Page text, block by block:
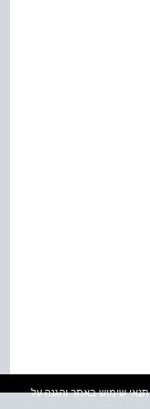
תנאי שימוש באתר והגנה על